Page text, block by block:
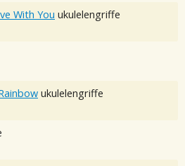
With You ukulelengriffe
ukulelengriffe